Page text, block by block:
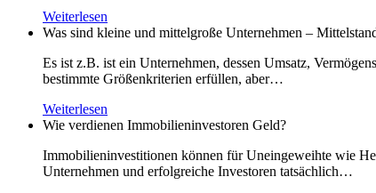
Weiterlesen
Was sind kleine und mittelgroße Unternehmen –
Es ist z.B. ist ein Unternehmen, dessen Umsatz,
bestimmte Größenkriterien erfüllen, aber…
Weiterlesen
Wie verdienen Immobilieninvestoren Geld?
Immobilieninvestitionen können für Uneingeweihte wie
Unternehmen und erfolgreiche Investoren tatsächlich…